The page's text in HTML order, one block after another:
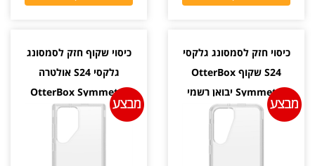
כיסוי חזק לסמסונג גלקסי
S24 שקוף OtterBox
Symmetry יבואן רשמי
כיסוי שקוף חזק לסמסונג
גלקסי S24 אולטרה
OtterBox Symmetry
יבואן רשמי